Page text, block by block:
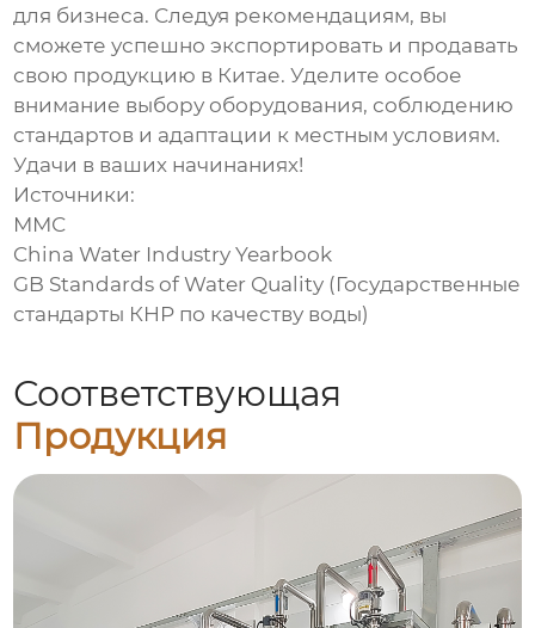
для бизнеса. Следуя рекомендациям, вы
сможете успешно экспортировать и продавать
свою продукцию в Китае. Уделите особое
внимание выбору оборудования, соблюдению
стандартов и адаптации к местным условиям.
Удачи в ваших начинаниях!
Источники:
ММС
China Water Industry Yearbook
GB Standards of Water Quality (Государственные
стандарты КНР по качеству воды)
Соответствующая
Продукция